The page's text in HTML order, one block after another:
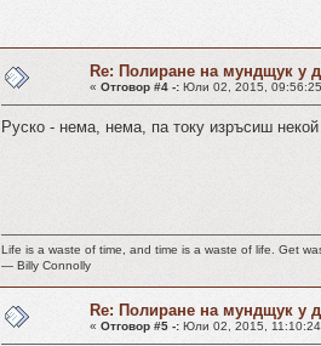
Re: Полиране на мундщук у
« Отговор #4 -: Юли 02, 2015,
Руско - нема, нема, па току изръсиш
Life is a waste of time, and time is a waste of life. Get
― Billy Connolly
Re: Полиране на мундщук у
« Отговор #5 -: Юли 02, 2015,